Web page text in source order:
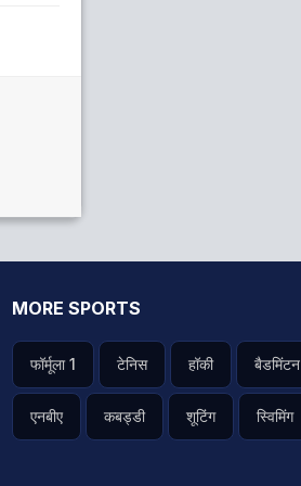
MORE SPORTS
फॉर्मूला 1 टेनिस हॉकी बैडमिंटन
एनबीए कबड्डी शूटिंग स्विमिंग